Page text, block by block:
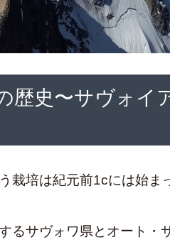
歴史〜サヴォイ
栽培は紀元前1cには始ま
るサヴォワ県とオート・